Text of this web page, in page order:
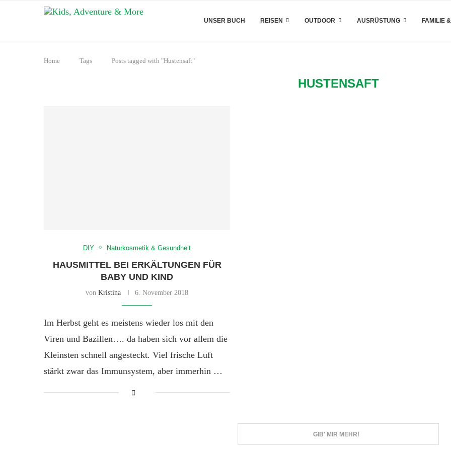
UNSER BUCH REISEN OUTDOOR AUSRÜSTUNG FAMILIE
Home Tags Posts tagged with "Hustensaft"
HUSTENSAFT
DIY Naturkosmetik & Gesundheit
HAUSMITTEL BEI ERKÄLTUNGEN FÜR
BABY UND KIND
von Kristina 6. November 2018
Im Herbst geht es meistens wieder los mit den
Viren und Bazillen…. da haben sich vor allem die
Kleinsten schnell angesteckt. Viel frische Luft
stärkt zwar das Immunsystem, aber immerhin …
GIB' MIR MEHR!